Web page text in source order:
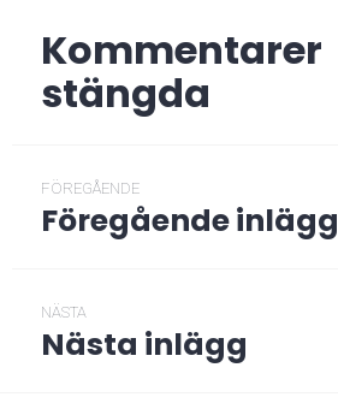
Kommentarer
stängda
FÖREGÅENDE
Föregående
Föregående inlägg
NÄSTA
Nästa
Nästa inlägg